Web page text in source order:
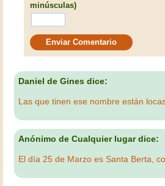
minúsculas)
Daniel de Gines dice:
Las que tinen ese nombre están
Anónimo de Cualquier lugar dice:
El día 25 de Marzo es Santa Berta,